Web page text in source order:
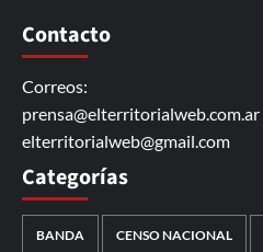
Contacto
Correos:
prensa@elterritorialweb.com.ar
elterritorialweb@gmail.com
Categorías
BANDA CENSO NACIONAL